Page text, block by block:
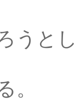
うと
。